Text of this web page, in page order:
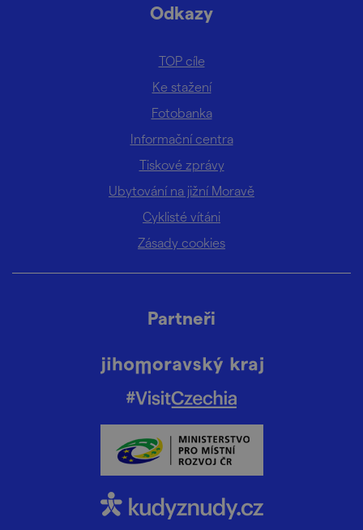
Odkazy
TOP cíle
Ke stažení
Fotobanka
Informační centra
Tiskové zprávy
Ubytování na jižní Moravě
Cyklisté vítáni
Zásady cookies
Partneři